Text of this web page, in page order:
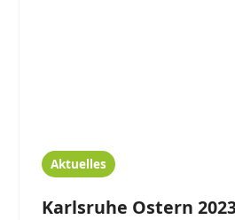
Aktuelles
Karlsruhe Ostern